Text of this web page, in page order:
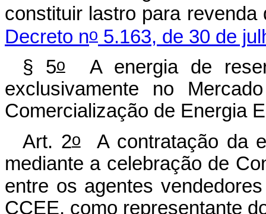
constituir lastro para
Decreto no 5.163, de 30 de
§ 5oA energia de
exclusivamente no
Comercialização de Energia
Art. 2oA contratação da
mediante a celebração de
entre os agentes
CCEE, como representante